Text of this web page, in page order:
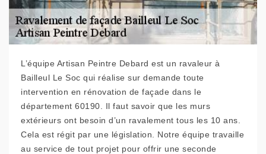
L’équipe Artisan Peintre Debard est un ravaleur à
Bailleul Le Soc qui réalise sur demande toute
intervention en rénovation de façade dans le
département 60190. Il faut savoir que les murs
extérieurs ont besoin d’un ravalement tous les 10 ans.
Cela est régit par une législation. Notre équipe travaille
au service de tout projet pour offrir une seconde